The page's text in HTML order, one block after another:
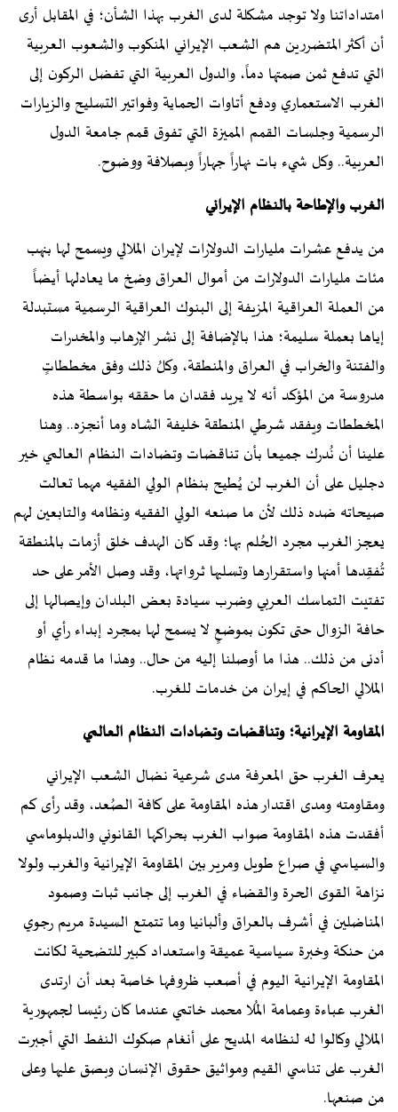
امتداداتنا ولا توجد مشكلة لدى الغرب بهذا الشأن؛ في المقابل أرى
أن أكثر المتضررين هم الشعب الإيراني المنكوب والشعوب العربية
التي تدفع ثمن صمتها دماً، والدول العربية التي تفضل الركون إلى
الغرب الاستعماري ودفع أتاوات الحماية وفواتير التسليح والزيارات
الرسمية وجلسات القمم المميزة التي تفوق قمم جامعة الدول
العربية.. وكل شيء بات نهاراً جهاراً وبصلافة ووضوح.
الغرب والإطاحة بالنظام الإيراني
من يدفع عشرات مليارات الدولارات لإيران الملالي ويسمح لها بنهب
مئات مليارات الدولارات من أموال العراق وضخ ما يعادلها أيضاً
من العملة العراقية المزيفة إلى البنوك العراقية الرسمية مستبدلة
إياها بعملة سليمة؛ هذا بالإضافة إلى نشر الإرهاب والمخدرات
والفتنة والخراب في العراق والمنطقة، وكلُ ذلك وفق مخططاتٍ
مدروسة من المؤكد أنه لا يريد فقدان ما حققه بواسطة هذه
المخططات ويفقد شرطي المنطقة خليفة الشاه وما أنجزه.. وهنا
علينا أن نُدرك جميعا بأن تناقضات وتضادات النظام العالمي خير
دجليل على أن الغرب لن يُطيح بنظام الولي الفقيه مهما تعالت
صيحاته ضده ذلك لأن ما صنعه الولي الفقيه ونظامه والتابعين لهم
يعجز الغرب مجرد الحُلم بها؛ وقد كان الهدف خلق أزمات بالمنطقة
تُفقِدها أمنها واستقرارها وتسلبها ثرواتها، وقد وصل الأمر على حد
تفتيت التماسك العربي وضرب سيادة بعض البلدان وإيصالها إلى
حافة الزوال حتى تكون بموضعٍ لا يسمح لها بمجرد إبداء رأي أو
أدنى من ذلك.. هذا ما أوصلنا إليه من حال.. وهذا ما قدمه نظام
الملالي الحاكم في إيران من خدمات للغرب.
المقاومة الإيرانية؛ وتناقضات وتضادات النظام العالمي
يعرف الغرب حق المعرفة مدى شرعية نضال الشعب الإيراني
ومقاومته ومدى اقتدار هذه المقاومة على كافة الصُعد، وقد رأى كم
أفقدت هذه المقاومة صواب الغرب بحراكها القانوني والدبلوماسي
والسياسي في صراع طويل ومرير بين المقاومة الإيرانية والغرب ولولا
نزاهة القوى الحرة والقضاء في الغرب إلى جانب ثبات وصمود
المناضلين في أشرف بالعراق وألبانيا وما تتمتع السيدة مريم رجوي
من حنكة وخبرة سياسية عميقة واستعداد كبير للتضحية لكانت
المقاومة الإيرانية اليوم في أصعب ظروفها خاصة بعد أن ارتدى
الغرب عباءة وعمامة المُلا محمد خاتمي عندما كان رئيسا لجمهورية
الملالي وكالوا له لنظامه المديح على أنغام صكوك النفط التي أجبرت
الغرب على تناسي القيم ومواثيق حقوق الإنسان وبصق عليها وعلى
من صنعها.